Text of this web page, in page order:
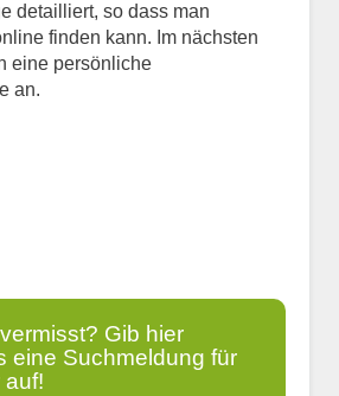
detailliert, so dass man
finden kann. Im nächsten
eine persönliche
an.
Gib hier
eine Suchmeldung für
auf!